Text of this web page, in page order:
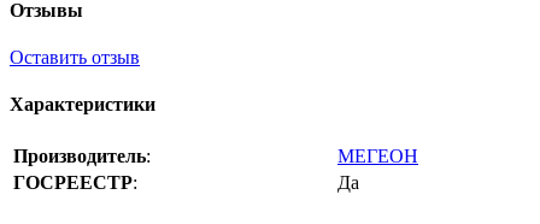
Отзывы
Оставить отзыв
Характеристики
Производитель:
МЕГЕОН
ГОСРЕЕСТР: Да